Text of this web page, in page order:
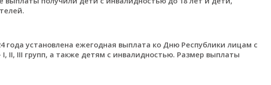
года установлена ежегодная выплата ко Дню Республики лицам с
II, III групп, а также детям с инвалидностью. Размер выплаты